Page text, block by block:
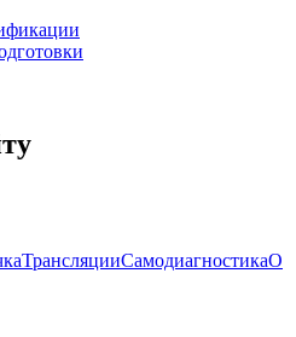
ТрансляцииСамодиагностикаО